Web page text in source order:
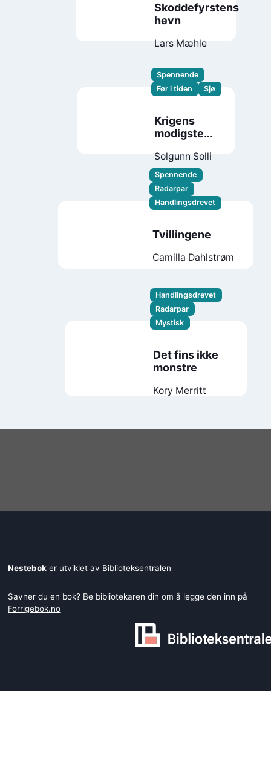
Skoddefyrstens
hevn
Lars Mæhle
Spennende
Før i tiden
Sjø
Krigens
modigste
Solgunn Solli
Spennende
Radarpar
Handlingsdrevet
Tvillingene
Camilla Dahlstrøm
Handlingsdrevet
Radarpar
Mystisk
Det fins ikke
monstre
Kory Merritt
Nestebok er utviklet av Biblioteksentralen
Savner du en bok? Be bibliotekaren din om å legge den inn på
Forrigebok.no